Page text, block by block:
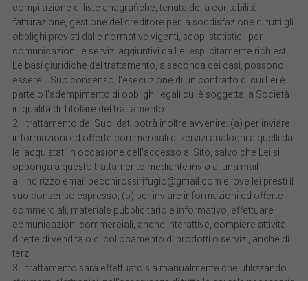
compilazione di liste anagrafiche, tenuta della contabilità,
fatturazione, gestione del creditore per la soddisfazione di tutti gli
obblighi previsti dalle normative vigenti, scopi statistici, per
comunicazioni, e servizi aggiuntivi da Lei esplicitamente richiesti.
Le basi giuridiche del trattamento, a seconda dei casi, possono
essere il Suo consenso, l'esecuzione di un contratto di cui Lei è
parte o l'adempimento di obblighi legali cui è soggetta la Società
in qualità di Titolare del trattamento.
2.Il trattamento dei Suoi dati potrà inoltre avvenire: (a) per inviare
informazioni ed offerte commerciali di servizi analoghi a quelli da
lei acquistati in occasione dell'accesso al Sito, salvo che Lei si
opponga a questo trattamento mediante invio di una mail
all'indirizzo email becchirossirifugio@gmail.com e, ove lei presti il
suo consenso espresso, (b) per inviare informazioni ed offerte
commerciali, materiale pubblicitario e informativo, effettuare
comunicazioni commerciali, anche interattive, compiere attività
dirette di vendita o di collocamento di prodotti o servizi, anche di
terzi.
3.Il trattamento sarà effettuato sia manualmente che utilizzando